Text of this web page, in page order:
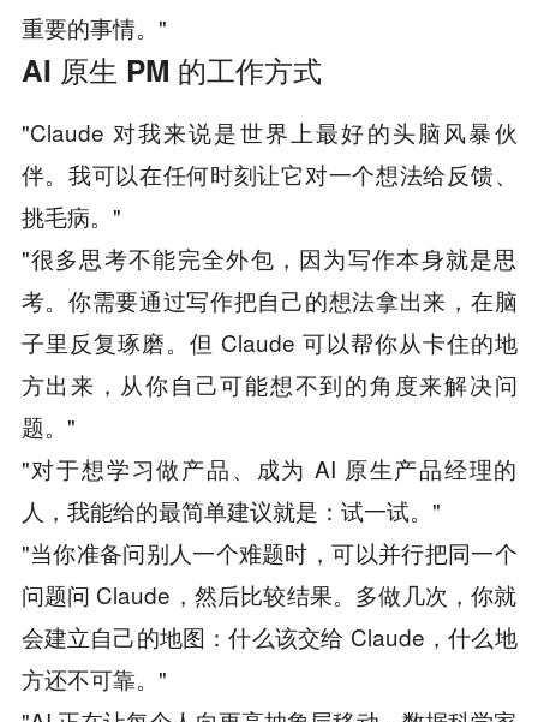
重要的事情。"
AI 原生 PM 的工作方式
"Claude 对我来说是世界上最好的头脑风暴伙
伴。我可以在任何时刻让它对一个想法给反馈、
挑毛病。"
"很多思考不能完全外包，因为写作本身就是思
考。你需要通过写作把自己的想法拿出来，在脑
子里反复琢磨。但 Claude 可以帮你从卡住的地
方出来，从你自己可能想不到的角度来解决问
题。"
"对于想学习做产品、成为 AI 原生产品经理的
人，我能给的最简单建议就是：试一试。"
"当你准备问别人一个难题时，可以并行把同一个
问题问 Claude，然后比较结果。多做几次，你就
会建立自己的地图：什么该交给 Claude，什么地
方还不可靠。"